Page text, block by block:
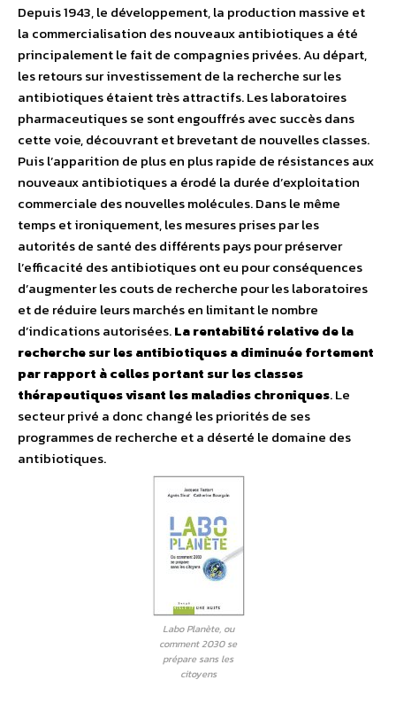
Depuis 1943, le développement, la production massive et
la commercialisation des nouveaux antibiotiques a été
principalement le fait de compagnies privées. Au départ,
les retours sur investissement de la recherche sur les
antibiotiques étaient très attractifs. Les laboratoires
pharmaceutiques se sont engouffrés avec succès dans
cette voie, découvrant et brevetant de nouvelles classes.
Puis l’apparition de plus en plus rapide de résistances aux
nouveaux antibiotiques a érodé la durée d’exploitation
commerciale des nouvelles molécules. Dans le même
temps et ironiquement, les mesures prises par les
autorités de santé des différents pays pour préserver
l’efficacité des antibiotiques ont eu pour conséquences
d’augmenter les couts de recherche pour les laboratoires
et de réduire leurs marchés en limitant le nombre
d’indications autorisées.La rentabilité relative de la
recherche sur les antibiotiques a diminuée fortement
par rapport à celles portant sur les classes
thérapeutiques visant les maladies chroniques. Le
secteur privé a donc changé les priorités de ses
programmes de recherche et a déserté le domaine des
antibiotiques.
Labo Planète, ou
comment 2030 se
prépare sans les
citoyens